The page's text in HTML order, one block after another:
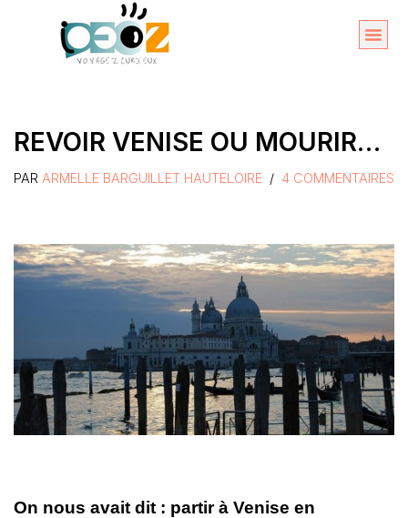
REVOIR VENISE OU MOURIR…
PAR ARMELLE BARGUILLET HAUTELOIRE 4 COMMENTAIRES
On nous avait dit : partir à Venise en